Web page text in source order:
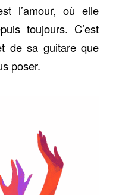
l’amour, où elle
toujours. C’est
de sa guitare que
poser.